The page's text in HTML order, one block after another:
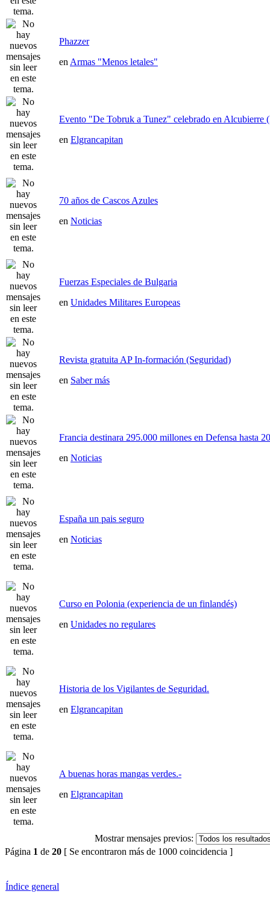
Phazzer
en Armas "Menos letales"
Evento "De Tobruk a Tunez" celebrado en Alcubierre
en Elgrancapitan
70 años de Cascos Azules
en Noticias
Fuerzas Especiales de Bulgaria
en Unidades Militares Europeas
Revista gratuita AP In-formación (Seguridad)
en Saber más
Francia destinara 295.000 millones en Defensa hasta
en Noticias
España un pais seguro
en Noticias
Curso en Polonia (experiencia de un finlandés)
en Unidades no regulares
Historia de los Vigilantes de Seguridad.
en Elgrancapitan
A buenas horas mangas verdes.-
en Elgrancapitan
Mostrar mensajes previos:
Página 1 de 20 [ Se encontraron más de 1000 coincidencia ]
Índice general